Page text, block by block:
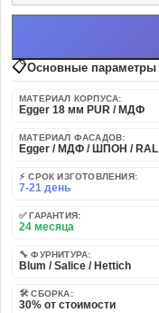
📋Основные параметры
МАТЕРИАЛ КОРПУСА:
Egger 18 мм PUR / МДФ
МАТЕРИАЛ ФАСАДОВ:
Egger / МДФ / ШПОН / RAL
⚡ СРОК ИЗГОТОВЛЕНИЯ:
7-21 день
✅ ГАРАНТИЯ:
24 месяца
🔧 ФУРНИТУРА:
Blum / Salice / Hettich
🛠️ СБОРКА:
30% от стоимости